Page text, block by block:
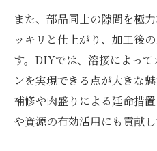
また、部品同士の隙間を極
ッキリと仕上がり、加工後
す。DIYでは、溶接によって
ンを実現できる点が大きな
補修や肉盛りによる延命措
や資源の有効活用にも貢献し